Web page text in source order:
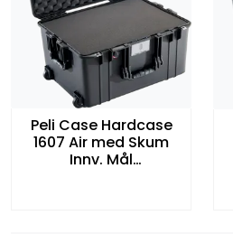
Peli Case Hardcase
1607 Air med Skum
Innv. Mål